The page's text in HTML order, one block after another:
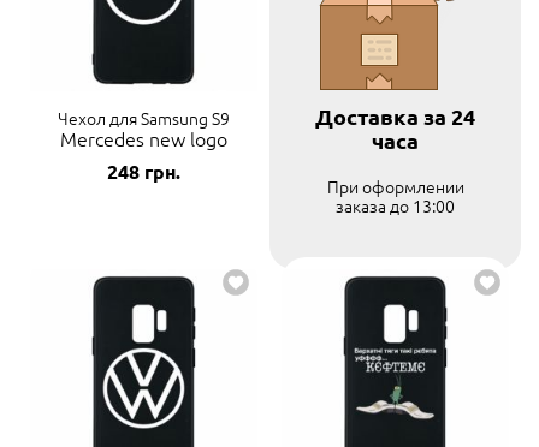
Чехол для Samsung S9
Mercedes new logo
248 грн.
Доставка за 24
часа
При оформлении
заказа до 13:00